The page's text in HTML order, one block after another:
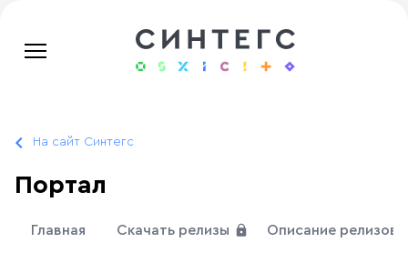
На сайт Синтегс
Портал
Главная Скачать релизы Описание релизов